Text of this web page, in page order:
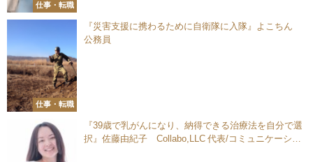
仕事・転職
仕事・転職
『災害支援に携わるために自衛隊に入隊』よこちん
公務員
『39歳で乳がんになり、納得できる治療法を自分で選
択』佐藤由紀子 Collabo,LLC 代表/コミュニケーショ